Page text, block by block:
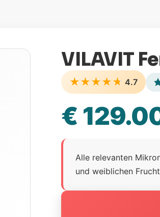
VILAVIT
★★★★★ 4.7
€
Alle relevanten
und weiblichen